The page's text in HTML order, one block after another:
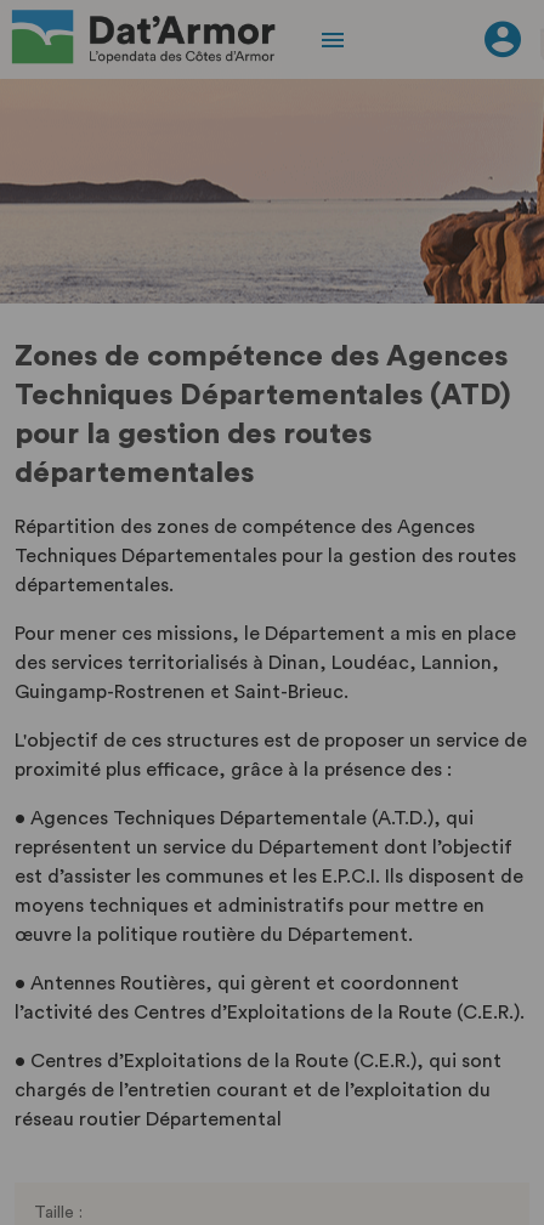
Zones de compétence des Agences
Techniques Départementales (ATD)
pour la gestion des routes
départementales
Répartition des zones de compétence des Agences
Techniques Départementales pour la gestion des routes
départementales.
Pour mener ces missions, le Département a mis en place
des services territorialisés à Dinan, Loudéac, Lannion,
Guingamp-Rostrenen et Saint-Brieuc.
L'objectif de ces structures est de proposer un service de
proximité plus efficace, grâce à la présence des :
• Agences Techniques Départementale (A.T.D.), qui
représentent un service du Département dont l’objectif
est d’assister les communes et les E.P.C.I. Ils disposent de
moyens techniques et administratifs pour mettre en
œuvre la politique routière du Département.
• Antennes Routières, qui gèrent et coordonnent
l’activité des Centres d’Exploitations de la Route (C.E.R.).
• Centres d’Exploitations de la Route (C.E.R.), qui sont
chargés de l’entretien courant et de l’exploitation du
réseau routier Départemental
Taille :